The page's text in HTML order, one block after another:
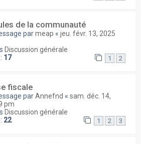
de la communauté
parmeap « jeu. févr. 13, 2025
Discussion générale
17 1 2
fiscale
parAnnefnd « sam. déc. 14,
pm
Discussion générale
22 1 2 3